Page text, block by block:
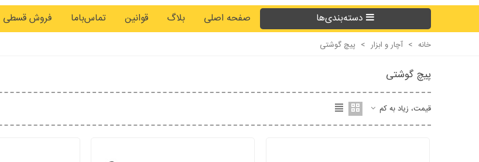
دسته‌بندی‌ها صفحه اصلی بلاگ قوانین تماس‌باما فروش قسطی
خانه > آچار و ابزار > پیچ گوشتی
پیچ گوشتی
قیمت، زیاد به کم